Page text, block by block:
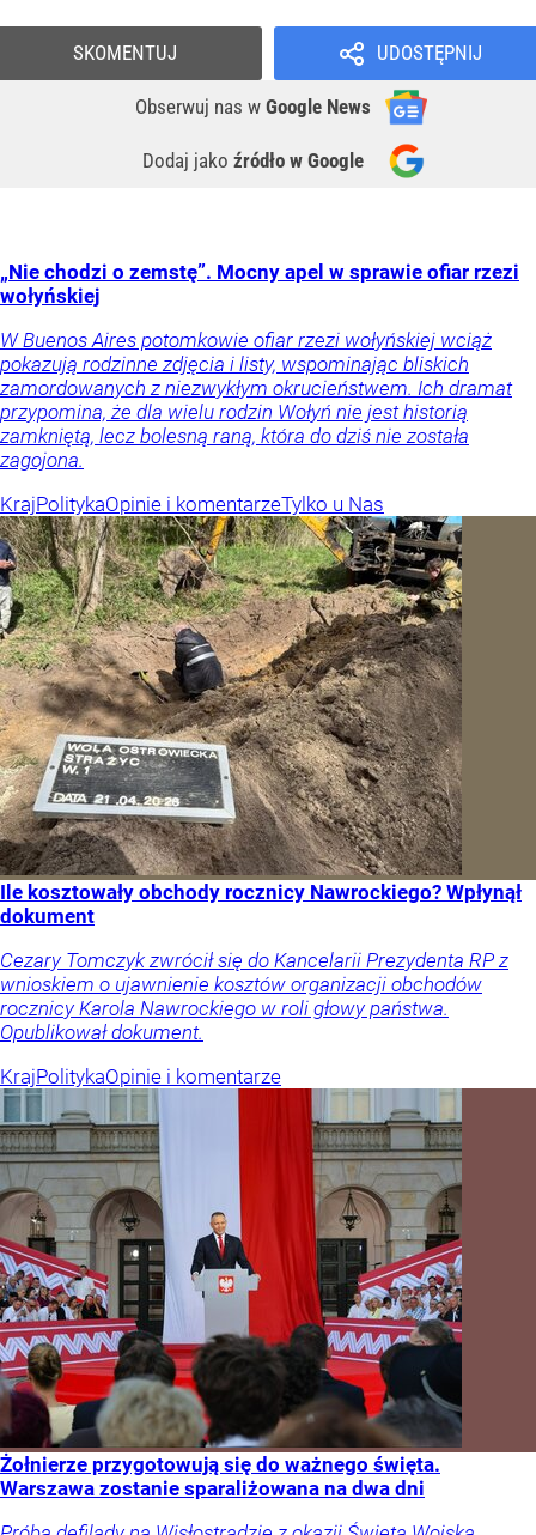
UDOSTĘPNIJ
Obserwuj nas w Google News
Dodaj jako źródło w Google
SKOMENTUJ
„Nie chodzi o zemstę”. Mocny apel w sprawie ofiar rzezi
wołyńskiej
W Buenos Aires potomkowie ofiar rzezi wołyńskiej wciąż
pokazują rodzinne zdjęcia i listy, wspominając bliskich
zamordowanych z niezwykłym okrucieństwem. Ich dramat
przypomina, że dla wielu rodzin Wołyń nie jest historią
zamkniętą, lecz bolesną raną, która do dziś nie została
zagojona.
KrajPolitykaOpinie i komentarzeTylko u Nas
Ile kosztowały obchody rocznicy Nawrockiego? Wpłynął
dokument
Cezary Tomczyk zwrócił się do Kancelarii Prezydenta RP z
wnioskiem o ujawnienie kosztów organizacji obchodów
rocznicy Karola Nawrockiego w roli głowy państwa.
Opublikował dokument.
KrajPolitykaOpinie i komentarze
Żołnierze przygotowują się do ważnego święta.
Warszawa zostanie sparaliżowana na dwa dni